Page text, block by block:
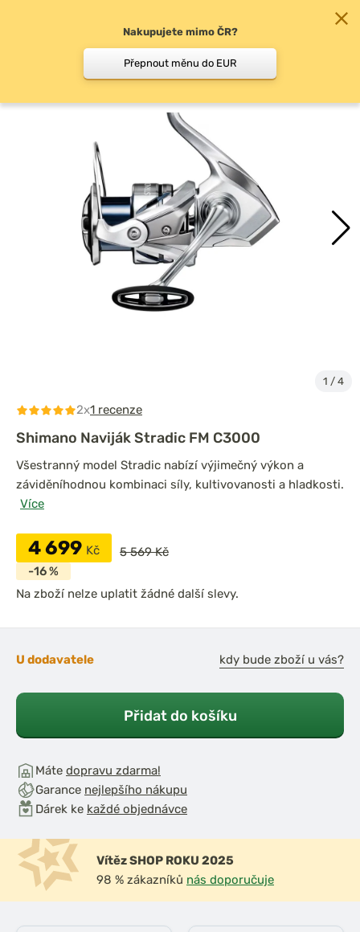
Ultegra
Shimano Naviják Big
Baitrunner LC 14000
Přední brzda
1 / 4
2x1 recenze
Shimano Naviják Stradic FM C3000
Všestranný model Stradic nabízí výjimečný výkon a
záviděníhodnou kombinaci síly, kultivovanosti a hladkosti.
Více
4 699 Kč
5 569 Kč
-16 %
Na zboží nelze uplatit žádné další slevy.
U dodavatele kdy bude zboží u vás?
Přidat do košíku
Máte dopravu zdarma!
Garance nejlepšího nákupu
Dárek ke každé objednávce
Vítěz SHOP ROKU 2025
98 % zákazníků nás doporučuje
Nakupujete mimo ČR?
Přepnout měnu do EUR